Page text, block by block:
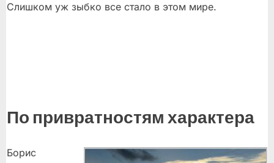
Слишком уж зыбко все стало в этом мире.
По привратностям характера
Борис